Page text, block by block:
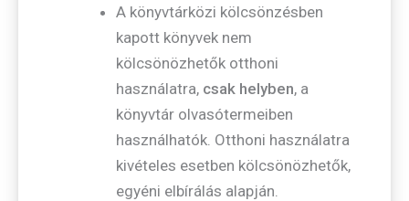
A könyvtárközi kölcsönzésben
kapott könyvek nem
kölcsönözhetők otthoni
használatra, csak helyben, a
könyvtár olvasótermeiben
használhatók. Otthoni használatra
kivételes esetben kölcsönözhetők,
egyéni elbírálás alapján.